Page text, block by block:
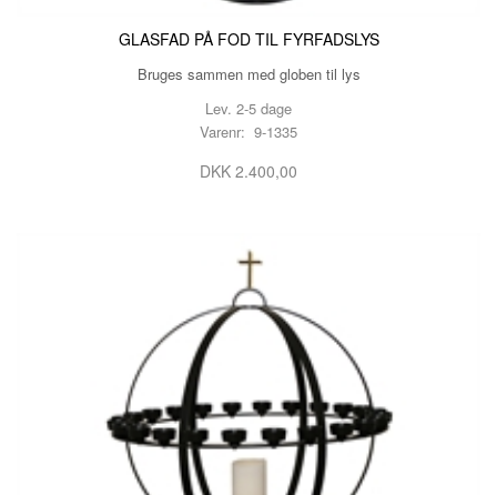
GLASFAD PÅ FOD TIL FYRFADSLYS
Bruges sammen med globen til lys
Lev. 2-5 dage
Varenr: 9-1335
DKK 2.400,00